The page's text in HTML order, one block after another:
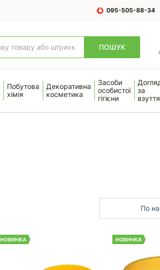
095-505-88-34
ПОШУК
Побутова
хімія
Декоративна
косметика
Засоби
особистої
гігієни
за
По